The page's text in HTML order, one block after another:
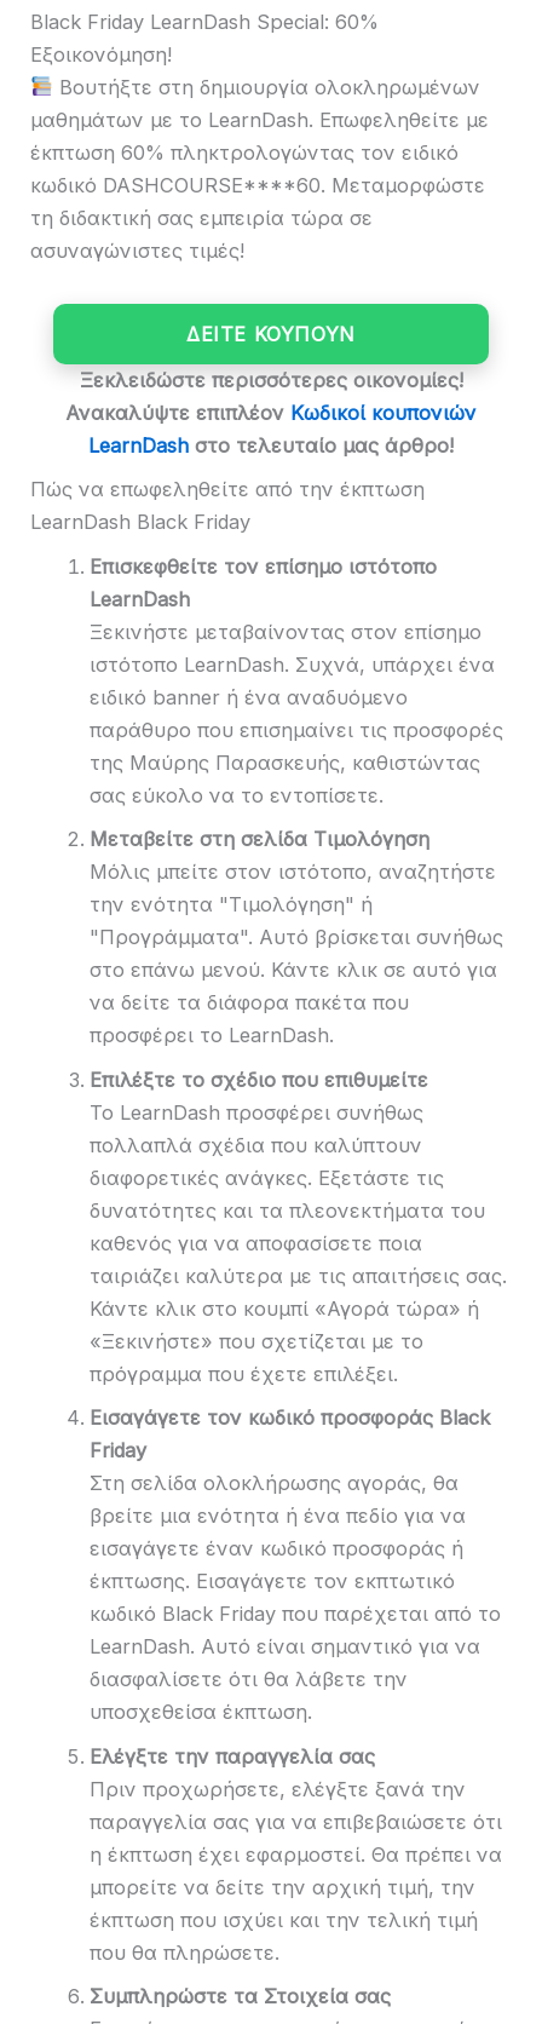
Black Friday LearnDash Special: 60%
Εξοικονόμηση!
Βουτήξτε στη δημιουργία ολοκληρωμένων
μαθημάτων με το LearnDash. Επωφεληθείτε με
έκπτωση 60% πληκτρολογώντας τον ειδικό
κωδικό DASHCOURSE****60. Μεταμορφώστε
τη διδακτική σας εμπειρία τώρα σε
ασυναγώνιστες τιμές!
ΔΕΙΤΕ ΚΟΥΠΟΥΝ
Ξεκλειδώστε περισσότερες οικονομίες!
Ανακαλύψτε επιπλέον Κωδικοί κουπονιών
LearnDash στο τελευταίο μας άρθρο!
Πώς να επωφεληθείτε από την έκπτωση
LearnDash Black Friday
Επισκεφθείτε τον επίσημο ιστότοπο
LearnDash
Ξεκινήστε μεταβαίνοντας στον επίσημο
ιστότοπο LearnDash. Συχνά, υπάρχει ένα
ειδικό banner ή ένα αναδυόμενο
παράθυρο που επισημαίνει τις προσφορές
της Μαύρης Παρασκευής, καθιστώντας
σας εύκολο να το εντοπίσετε.
Μεταβείτε στη σελίδα Τιμολόγηση
Μόλις μπείτε στον ιστότοπο, αναζητήστε
την ενότητα "Τιμολόγηση" ή
"Προγράμματα". Αυτό βρίσκεται συνήθως
στο επάνω μενού. Κάντε κλικ σε αυτό για
να δείτε τα διάφορα πακέτα που
προσφέρει το LearnDash.
Επιλέξτε το σχέδιο που επιθυμείτε
Το LearnDash προσφέρει συνήθως
πολλαπλά σχέδια που καλύπτουν
διαφορετικές ανάγκες. Εξετάστε τις
δυνατότητες και τα πλεονεκτήματα του
καθενός για να αποφασίσετε ποια
ταιριάζει καλύτερα με τις απαιτήσεις σας.
Κάντε κλικ στο κουμπί «Αγορά τώρα» ή
«Ξεκινήστε» που σχετίζεται με το
πρόγραμμα που έχετε επιλέξει.
Εισαγάγετε τον κωδικό προσφοράς Black
Friday
Στη σελίδα ολοκλήρωσης αγοράς, θα
βρείτε μια ενότητα ή ένα πεδίο για να
εισαγάγετε έναν κωδικό προσφοράς ή
έκπτωσης. Εισαγάγετε τον εκπτωτικό
κωδικό Black Friday που παρέχεται από το
LearnDash. Αυτό είναι σημαντικό για να
διασφαλίσετε ότι θα λάβετε την
υποσχεθείσα έκπτωση.
Ελέγξτε την παραγγελία σας
Πριν προχωρήσετε, ελέγξτε ξανά την
παραγγελία σας για να επιβεβαιώσετε ότι
η έκπτωση έχει εφαρμοστεί. Θα πρέπει να
μπορείτε να δείτε την αρχική τιμή, την
έκπτωση που ισχύει και την τελική τιμή
που θα πληρώσετε.
Συμπληρώστε τα Στοιχεία σας